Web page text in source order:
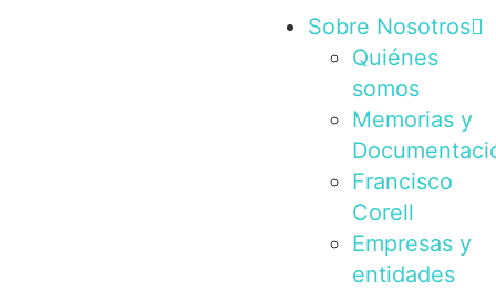
Sobre Nosotros
Quiénes
somos
Memorias y
Francisco
Corell
Empresas y
entidades